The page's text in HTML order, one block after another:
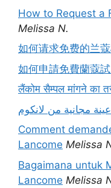
How to Request a
Melissa N.
如何请求免费的兰
如何申請免費蘭蔻
लैंकोम सैम्पल मांगने का
مجانية من لانكوم
Comment
Lancome Melissa
Bagaimana untuk
Lancome Melissa